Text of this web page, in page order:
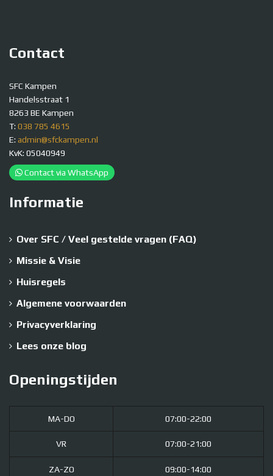
Contact
SFC Kampen
Handelsstraat 1
8263 BE Kampen
T: 038 785 4615
E: admin@sfckampen.nl
KvK: 05040949
Contact via WhatsApp
Informatie
Over SFC / Veel gestelde vragen (FAQ)
Missie & Visie
Huisregels
Algemene voorwaarden
Privacyverklaring
Lees onze blog
Openingstijden
MA-DO 07:00-22:00
VR 07:00-21:00
ZA-ZO 09:00-14:00